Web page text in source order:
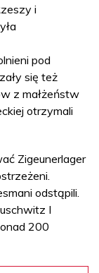
i
pod
się też
z małżeństw
otrzymali
Zigeunerlager
odstąpili.
I
200